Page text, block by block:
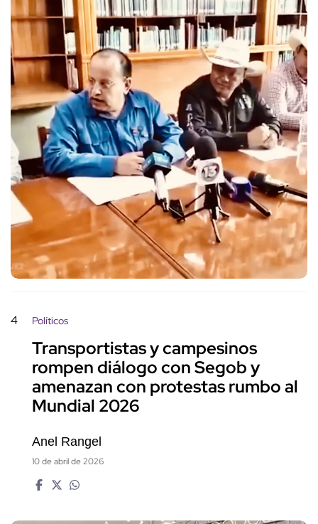
4 Políticos
Transportistas y campesinos
rompen diálogo con Segob y
amenazan con protestas rumbo al
Mundial 2026
Anel Rangel
10 de abril de 2026